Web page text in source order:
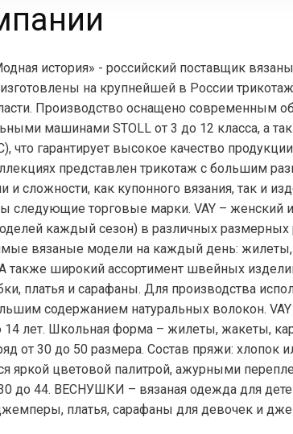
история» - российский поставщик
на крупнейшей в России
Производство оснащено современным
машинами STOLL от 3 до 12 класса, а
что гарантирует высокое качество
представлен трикотаж с большим
и сложности, как купонного вязания, так и
следующие торговые марки. VAY – женский
каждый сезон) в различных размерных
вязаные модели на каждый день:
также широкий ассортимент швейных
платья и сарафаны. Для производства
содержанием натуральных волокон.
14 лет. Школьная форма – жилеты, жакеты,
от 30 до 50 размера. Состав пряжи: хлопок
яркой цветовой палитрой, ажурными
до 44. ВЕСНУШКИ – вязаная одежда для
платья, сарафаны для девочек и